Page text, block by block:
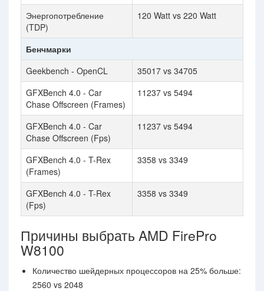
Энергопотребление
(TDP)
120 Watt vs 220 Watt
Бенчмарки
Geekbench - OpenCL
35017 vs 34705
GFXBench 4.0 - Car
Chase Offscreen (Frames)
11237 vs 5494
GFXBench 4.0 - Car
Chase Offscreen (Fps)
11237 vs 5494
GFXBench 4.0 - T-Rex
(Frames)
3358 vs 3349
GFXBench 4.0 - T-Rex
(Fps)
3358 vs 3349
Причины выбрать AMD FirePro
W8100
Количество шейдерных процессоров на 25% больше:
2560 vs 2048